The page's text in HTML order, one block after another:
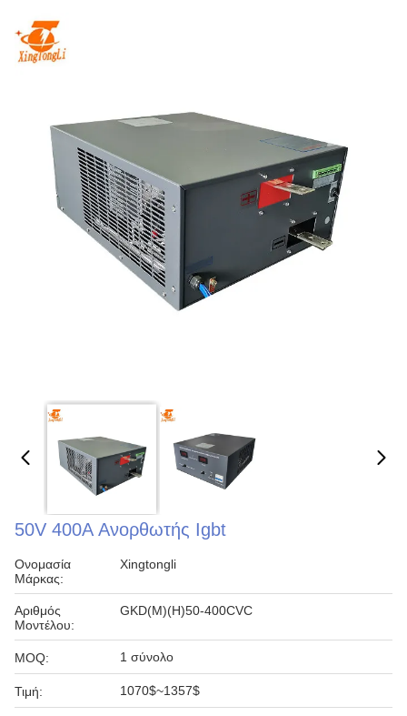
50V 400A Ανορθωτής Igbt
Ονομασία
Μάρκας:
Xingtongli
Αριθμός
Μοντέλου:
GKD(M)(H)50-400CVC
MOQ: 1 σύνολο
Τιμή: 1070$~1357$